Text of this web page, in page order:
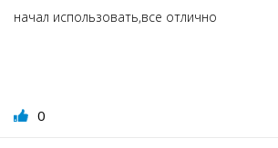
начал использовать,все отлично
0